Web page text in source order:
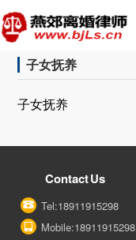
子女抚养
子女抚养
Contact Us
Tel:18911915298
Mobile:18911915298